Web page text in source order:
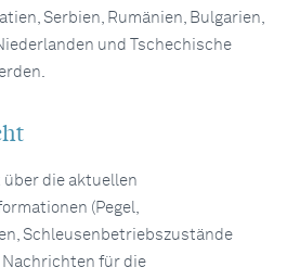
Serbien, Rumänien, Bulgarien,
und Tschechische
die aktuellen
(Pegel,
Schleusenbetriebszustände
Nachrichten für die